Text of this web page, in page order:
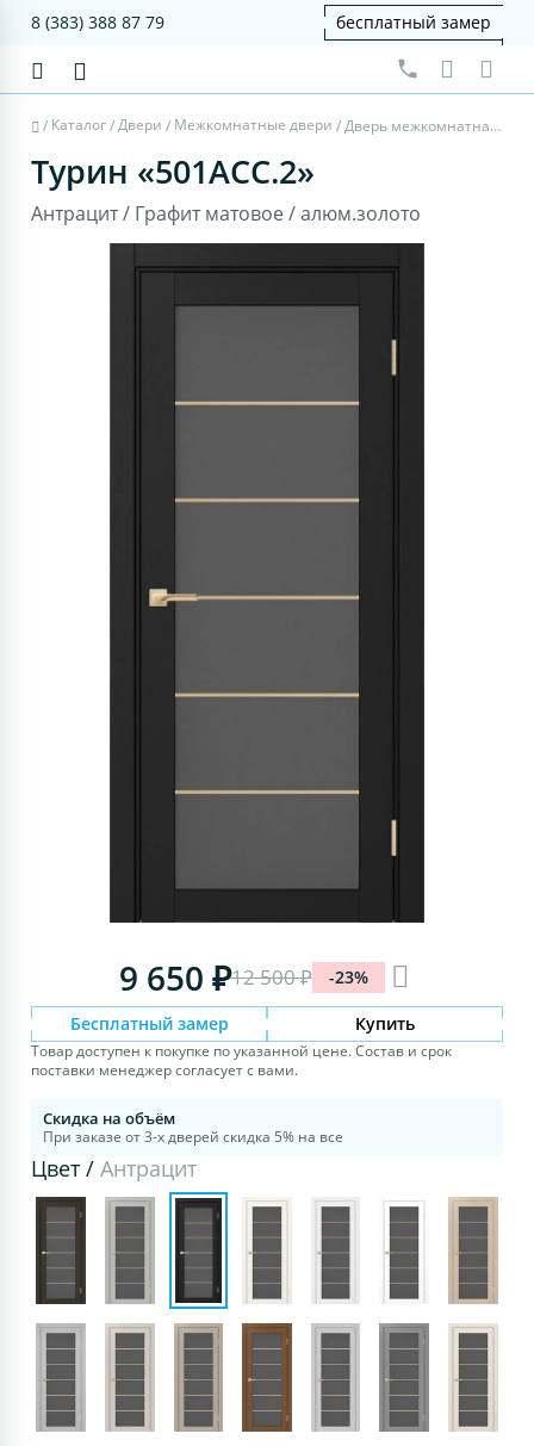
8 (383) 388 87 79 бесплатный замер
/ Каталог/Двери / Межкомнатные двери / Дверь межкомнатная Турин 501АСС.2 - антрацит, графит матовое, алюм.золото
Турин «501АСС.2»
Антрацит / Графит матовое / алюм.золото
9 650 ₽12 500 ₽ -23%
Бесплатный замер Купить
Товар доступен к покупке по указанной цене. Состав и срок
поставки менеджер согласует с вами.
Скидка на объём
При заказе от 3-х дверей скидка 5% на все
Цвет /Антрацит